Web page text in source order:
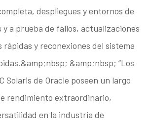
despliegues y entornos de
y a prueba de fallos, actualizaciones
rápidas y reconexiones del sistema
&amp;nbsp; “Los
Solaris de Oracle poseen un largo
rendimiento extraordinario,
en la industria de